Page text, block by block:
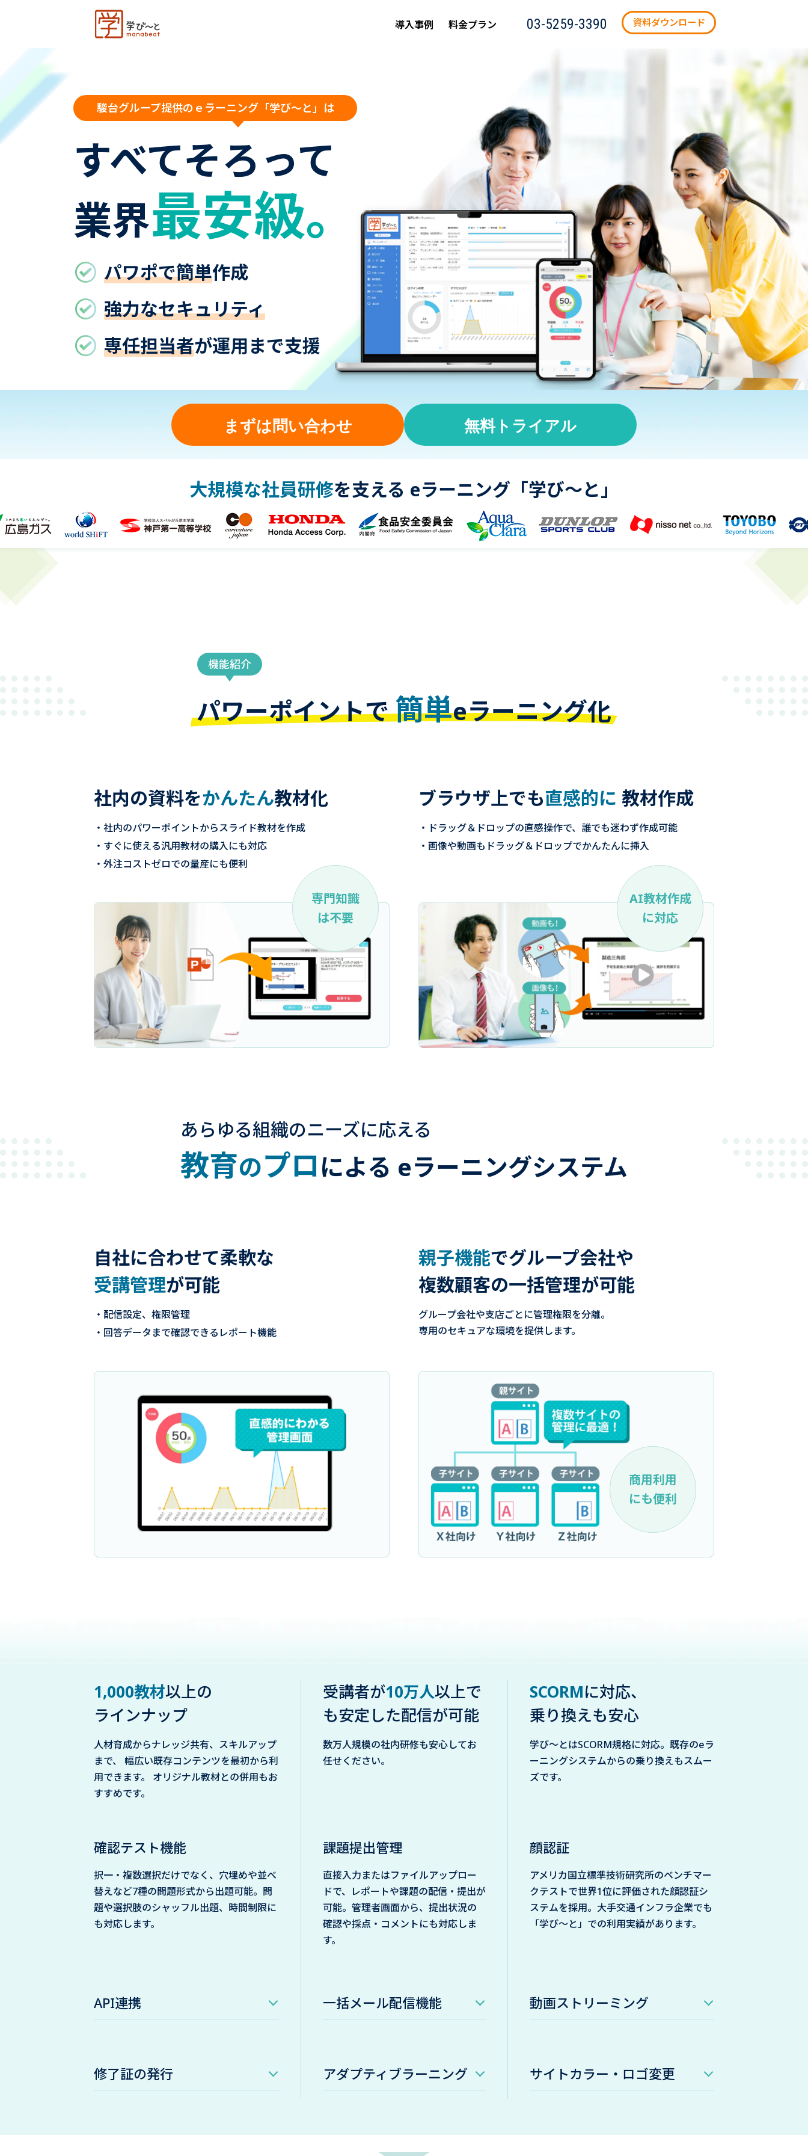
駿台グループ提供のｅラーニング「学び〜と」は
すべてそろって
業界最安級。
パワポで簡単作成
強力なセキュリティ
専任担当者が運用まで支援
まずは問い合わせ 無料トライアル
大規模な社員研修を支える eラーニング「学び〜と」
機能紹介
パワーポイントで簡単eラーニング化
社内の資料をかんたん教材化
社内のパワーポイントからスライド教材を作成
すぐに使える汎用教材の購入にも対応
外注コストゼロでの量産にも便利
専門知識
は不要
ブラウザ上でも直感的に 教材作成
ドラッグ＆ドロップの直感操作で、誰でも迷わず作成可能
画像や動画もドラッグ＆ドロップでかんたんに挿入
AI教材作成
に対応
あらゆる組織のニーズに応える
教育のプロによる eラーニングシステム
自社に合わせて柔軟な
受講管理が可能
配信設定、権限管理
回答データまで確認できるレポート機能
親子機能でグループ会社や
複数顧客の一括管理が可能
グループ会社や支店ごとに管理権限を分離。
専用のセキュアな環境を提供します。
商用利用
にも便利
1,000教材以上の
ラインナップ
人材育成からナレッジ共有、スキルアップ
まで、 幅広い既存コンテンツを最初から利
用できます。 オリジナル教材との併用もお
すすめです。
受講者が10万人以上で
も安定した配信が可能
数万人規模の社内研修も安心してお
任せください。
SCORMに対応、
乗り換えも安心
学び〜とはSCORM規格に対応。既存のeラ
ーニングシステムからの乗り換えもスムー
ズです。
確認テスト機能
択一・複数選択だけでなく、穴埋めや並べ
替えなど7種の問題形式から出題可能。問
題や選択肢のシャッフル出題、時間制限に
も対応します。
課題提出管理
直接入力またはファイルアップロー
ドで、レポートや課題の配信・提出が
可能。管理者画面から、提出状況の
確認や採点・コメントにも対応しま
す。
顔認証
アメリカ国立標準技術研究所のベンチマー
クテストで世界1位に評価された顔認証シ
ステムを採用。大手交通インフラ企業でも
「学び〜と」での利用実績があります。
API連携 一括メール配信機能 動画ストリーミング
修了証の発行 アダプティブラーニング サイトカラー・ロゴ変更
導入事例 料金プラン 03-5259-3390 資料ダウンロード